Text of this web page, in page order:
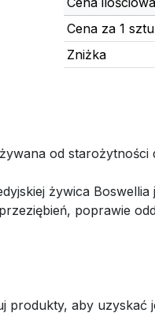
Cena za 1
Zniżka
od starożytności
żywica
poprawie
produkty, aby uzyskać